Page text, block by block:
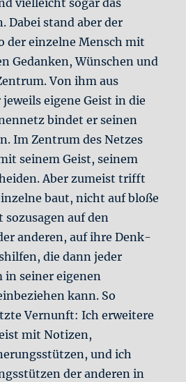
vielleicht sogar das
Dabei stand aber der
der einzelne Mensch mit
Gedanken, Wünschen und
Von ihm aus
eigene Geist in die
bindet er seinen
Im Zentrum des Netzes
seinem Geist, seinem
Aber zumeist trifft
baut, nicht auf bloße
auf den
anderen, auf ihre Denk-
die dann jeder
in seiner eigenen
kann. So
Vernunft: Ich erweitere
mit Notizen,
und ich
der anderen in